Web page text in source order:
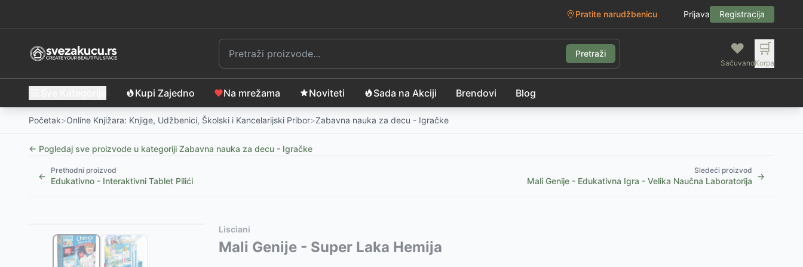
Pratite narudžbenicu Prijava Registracija
Pretraži ❤️
Sačuvano
🛒
Korpa
Kupi Zajedno Na mrežama Noviteti Sada na Akciji Brendovi Blog
Početak>Online Knjižara: Knjige, Udžbenici, Školski i Kancelarijski Pribor>Zabavna nauka za decu - Igračke
← Pogledaj sve proizvode u kategoriji Zabavna nauka za decu - Igračke
←
Prethodni proizvod
Edukativno - Interaktivni Tablet Pilići
Sledeći proizvod
Mali Genije - Edukativna Igra - Velika Naučna Laboratorija →
Moj Prvi Laptop
-3599RSD
Dečji mikroskop na baterije sa dodacima
Ovaj proizvod nije dostupan, pogledajte slične proizvode:
Pino Toys Drvena slagalica Azbuka
Lisciani
Mali Genije - Super Laka Hemija